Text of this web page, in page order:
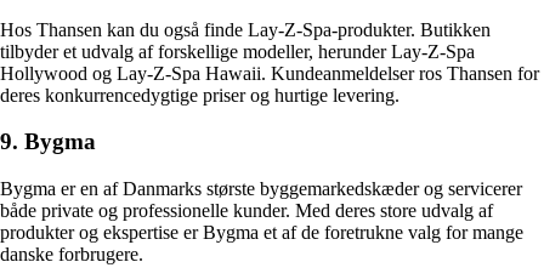
Hos Thansen kan du også finde Lay-Z-Spa-produkter. Butikken
tilbyder et udvalg af forskellige modeller, herunder Lay-Z-Spa
Hollywood og Lay-Z-Spa Hawaii. Kundeanmeldelser ros Thansen for
deres konkurrencedygtige priser og hurtige levering.
9. Bygma
Bygma er en af Danmarks største byggemarkedskæder og servicerer
både private og professionelle kunder. Med deres store udvalg af
produkter og ekspertise er Bygma et af de foretrukne valg for mange
danske forbrugere.